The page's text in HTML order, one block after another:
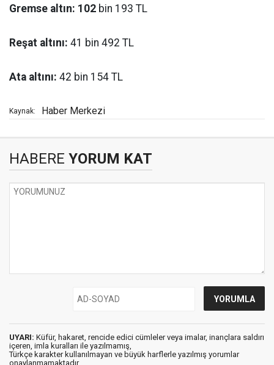
Gremse altın: 102 bin 193 TL
Reşat altını: 41 bin 492 TL
Ata altını: 42 bin 154 TL
Kaynak: Haber Merkezi
HABERE YORUM KAT
UYARI: Küfür, hakaret, rencide edici cümleler veya imalar, inançlara saldırı
içeren, imla kuralları ile yazılmamış,
Türkçe karakter kullanılmayan ve büyük harflerle yazılmış yorumlar
onaylanmamaktadır.